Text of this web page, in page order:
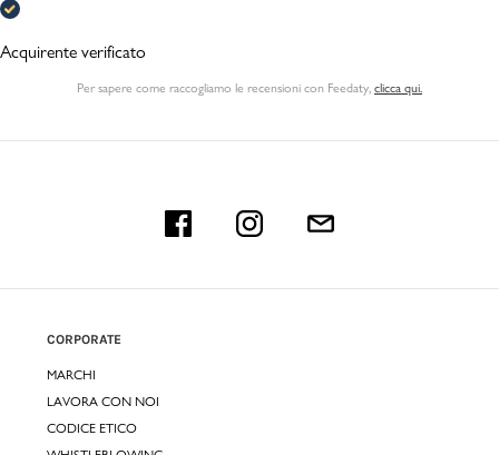
Acquirente verificato
Per sapere come raccogliamo le recensioni con Feedaty, clicca qui.
CORPORATE
MARCHI
LAVORA CON NOI
CODICE ETICO